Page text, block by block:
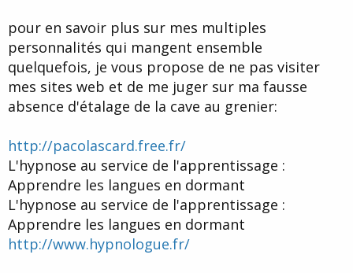
pour en savoir plus sur mes multiples
personnalités qui mangent ensemble
quelquefois, je vous propose de ne pas visiter
mes sites web et de me juger sur ma fausse
absence d'étalage de la cave au grenier:
http://pacolascard.free.fr/
L'hypnose au service de l'apprentissage :
Apprendre les langues en dormant
L'hypnose au service de l'apprentissage :
Apprendre les langues en dormant
http://www.hypnologue.fr/